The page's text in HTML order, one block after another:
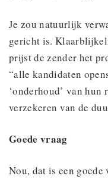
Je zou natuurlijk
gericht is.
prijst de zender het
“alle kandidaten
‘onderhoud’ van
verzekeren van de
Goede vraag
Nou, dat is een